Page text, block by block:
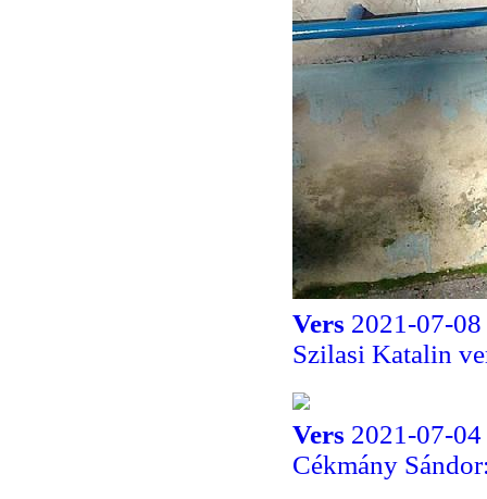
Vers 2021-07-
Szilasi Katalin
Vers 2021-07-
Cékmány